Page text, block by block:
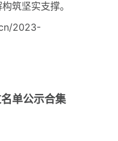
筑坚实支撑。
2023-
单公示合集